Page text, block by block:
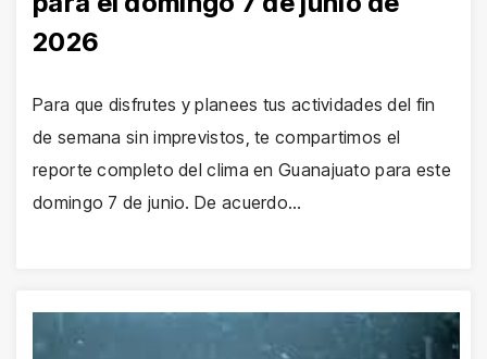
2026
Para que disfrutes y planees tus actividades del fin
de semana sin imprevistos, te compartimos el
reporte completo del clima en Guanajuato para este
domingo 7 de junio. De acuerdo…